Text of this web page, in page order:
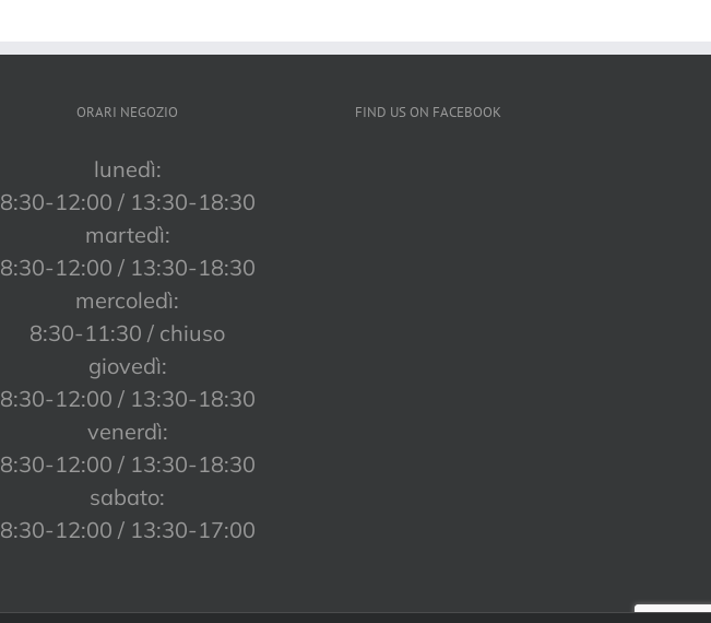
ORARI NEGOZIO
lunedì:
8:30-12:00 / 13:30-18:30
martedì:
8:30-12:00 / 13:30-18:30
mercoledì:
8:30-11:30 / chiuso
giovedì:
8:30-12:00 / 13:30-18:30
venerdì:
8:30-12:00 / 13:30-18:30
sabato:
8:30-12:00 / 13:30-17:00
FIND US ON FACEBOOK